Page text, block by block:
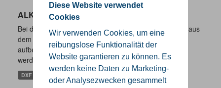
Diese Website verwendet
Cookies
Wir verwenden Cookies, um eine
reibungslose Funktionalität der
Website garantieren zu können. Es
werden keine Daten zu Marketing-
oder Analysezwecken gesammelt
ALKIS-Daten Rheda-Wiedenbrück
Bei den hier bereitgestellten Daten handelt es sich um aus
dem ALKIS-Bestand abgeleitete und entsprechend
aufbereitete und aggregierte Inhalte. Die ALKIS-Daten
werden in den...
DXF